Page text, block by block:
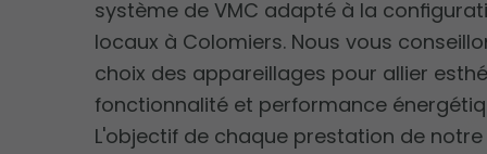
système de VMC adapté à la
locaux à Colomiers. Nous vous
choix des appareillages pour allier
fonctionnalité et performance
L'objectif de chaque prestation de